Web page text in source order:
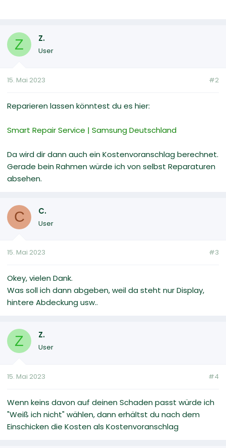
Z Z.
User
15. Mai 2023 #2
Reparieren lassen könntest du es hier:
Smart Repair Service | Samsung Deutschland
Da wird dir dann auch ein Kostenvoranschlag berechnet.
Gerade bein Rahmen würde ich von selbst Reparaturen
absehen.
C C.
User
15. Mai 2023 #3
Okey, vielen Dank.
Was soll ich dann abgeben, weil da steht nur Display,
hintere Abdeckung usw..
Z Z.
User
15. Mai 2023 #4
Wenn keins davon auf deinen Schaden passt würde ich
"Weiß ich nicht" wählen, dann erhältst du nach dem
Einschicken die Kosten als Kostenvoranschlag